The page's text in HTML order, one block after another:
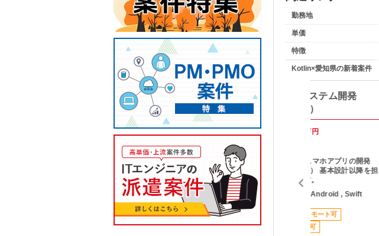
勤務地
単価
特徴
Kotlin×愛知県の新着案件
【Android】スマホアプリ開発
60
Xamarinを使用したスマホアプリケ
ーション開発 主に製造テストを担当
して頂きます。
Java , .NET , C# , VB.NET , Kotlin ,
Objective-C , Android , iOS , Swift
私服/ビジネスカジュアル可
【Swift,Java】システム開発
（受託メンバ要員）
単 価：50
万円
勤務地：
内 容：
Webアプリ、スマホアプリの開発
（Android,iOS） 基本設計以降を担
当して頂きます。
スキル：
Java , Kotlin , Android , Swift
元請け直
リモート可
私服/ビジネスカジュアル可